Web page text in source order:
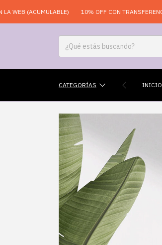
(ACUMULABLE) 10% OFF CON TRANSFERENCIA
CATEGORÍAS INICIO